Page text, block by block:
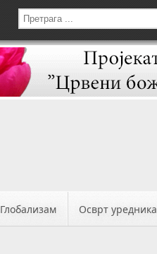
Глобализам Осврт уредника